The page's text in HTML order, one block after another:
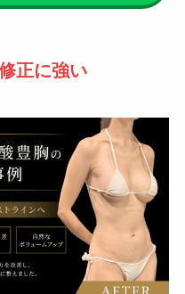
正に強い